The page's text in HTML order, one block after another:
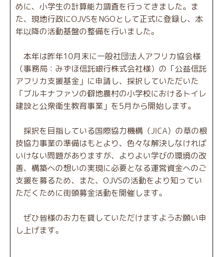
めに、小学生の計算能力調査を行ってきました。ま
た、現地行政にOJVSをNGOとして正式に登録し、本
年以降の活動基盤の整備を行いました。
本年は昨年10月末に一般社団法人アフリカ協会様
（事務局：みずほ信託銀行株式会社様）の「公益信託
アフリカ支援基金」に申請し、採択していただいた
「ブルキナファソの僻地農村の小学校におけるトイレ
建設と公衆衛生教育事業」を5月から開始します。
採択を目指している国際協力機構（JICA）の草の根
技協力事業の準備はもとより、色々な解決しなければ
いけない問題がありますが、よりよい学びの環境の改
善、構築への想いの実現に必要となる運営資金へのご
支援を募るため、また、OJVSの活動をより知ってい
ただくために街頭募金活動を開催します。
ぜひ皆様のお力を貸していただけますようお願い申
し上げます。